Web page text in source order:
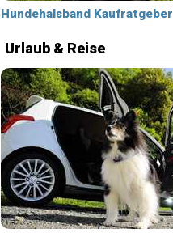
Hundehalsband Kaufratgeber
Urlaub & Reise